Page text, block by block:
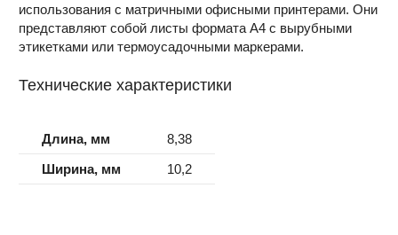
использования с матричными офисными принтерами. Они
представляют собой листы формата A4 с вырубными
этикетками или термоусадочными маркерами.
Технические характеристики
Длина, мм
8,38
Ширина, мм
10,2